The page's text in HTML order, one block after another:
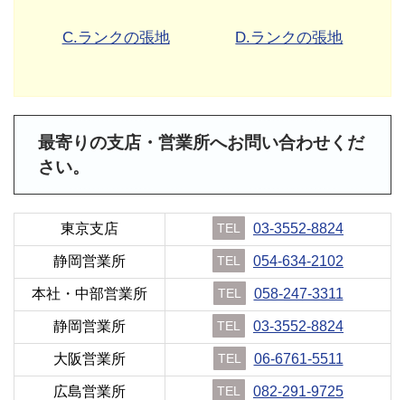
C.ランクの張地 D.ランクの張地
最寄りの支店・営業所へお問い合わせくだ
さい。
東京支店 TEL 03-3552-8824
静岡営業所 TEL 054-634-2102
本社・中部営業所 TEL 058-247-3311
静岡営業所 TEL 03-3552-8824
大阪営業所 TEL 06-6761-5511
広島営業所 TEL 082-291-9725